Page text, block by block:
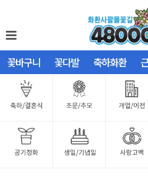
꽃바구니 꽃다발 축하화환